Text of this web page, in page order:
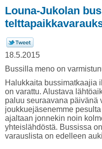
Louna-Jukolan
18.5.2015
Bussilla meno on
Halukkaita bussimatkaajia
on varattu. Alustava
paluu seuraavana päivänä
joukkuejäsenemme
ajaltaan jonnekin noin
yhteislähdöstä. Bussissa
varauslista on edelleen